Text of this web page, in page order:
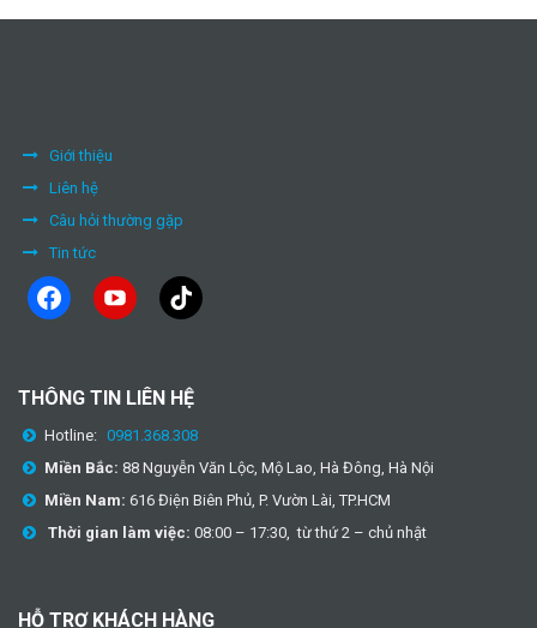
Giới thiệu
Liên hệ
Câu hỏi thường gặp
Tin tức
facebook youtube tiktok
THÔNG TIN LIÊN HỆ
Hotline: 0981.368.308
Miền Bắc: 88 Nguyễn Văn Lộc, Mộ Lao, Hà Đông, Hà Nội
Miền Nam: 616 Điện Biên Phủ, P. Vườn Lài, TP.HCM
Thời gian làm việc: 08:00 – 17:30, từ thứ 2 – chủ nhật
HỖ TRỢ KHÁCH HÀNG